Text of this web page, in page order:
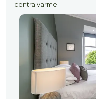
centralvarme.